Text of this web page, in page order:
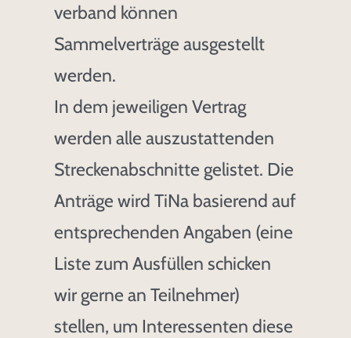
verband können
Sammelverträge ausgestellt
werden.
In dem jeweiligen Vertrag
werden alle auszustattenden
Streckenabschnitte gelistet. Die
Anträge wird TiNa basierend auf
entsprechenden Angaben (eine
Liste zum Ausfüllen schicken
wir gerne an Teilnehmer)
stellen, um Interessenten diese